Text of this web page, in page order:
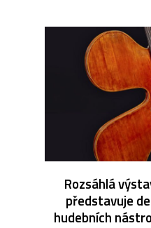
Rozsáhlá
představuje
hudebních